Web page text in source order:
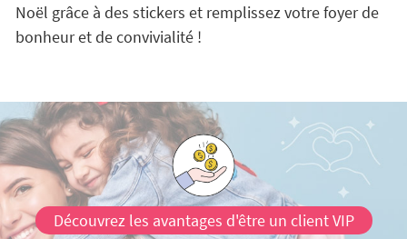
Noël grâce à des stickers et remplissez votre foyer de
bonheur et de convivialité !
Découvrez les avantages d'être un client VIP